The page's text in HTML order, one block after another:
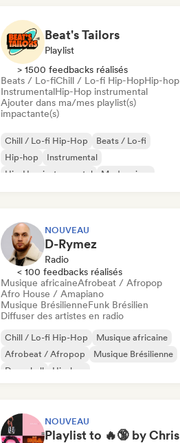
Beat's Tailors
Playlist
> 1500 feedbacks réalisés
Beats / Lo-fiChill / Lo-fi Hip-HopHip-hop
InstrumentalHip-Hop instrumental
Ajouter dans ma/mes playlist(s)
impactante(s)
Chill / Lo-fi Hip-Hop
Beats / Lo-fi
Hip-hop
Instrumental
Hip-Hop instrumental
Modern jazz
NOUVEAU
D-Rymez
Radio
< 100 feedbacks réalisés
Musique africaineAfrobeat / Afropop
Afro House / Amapiano
Musique BrésilienneFunk Brésilien
Diffuser des artistes en radio
Chill / Lo-fi Hip-Hop
Musique africaine
Afrobeat / Afropop
Musique Brésilienne
Dancehall
Hip-hop
NOUVEAU
Playlist to 🔥🔞 by Chris